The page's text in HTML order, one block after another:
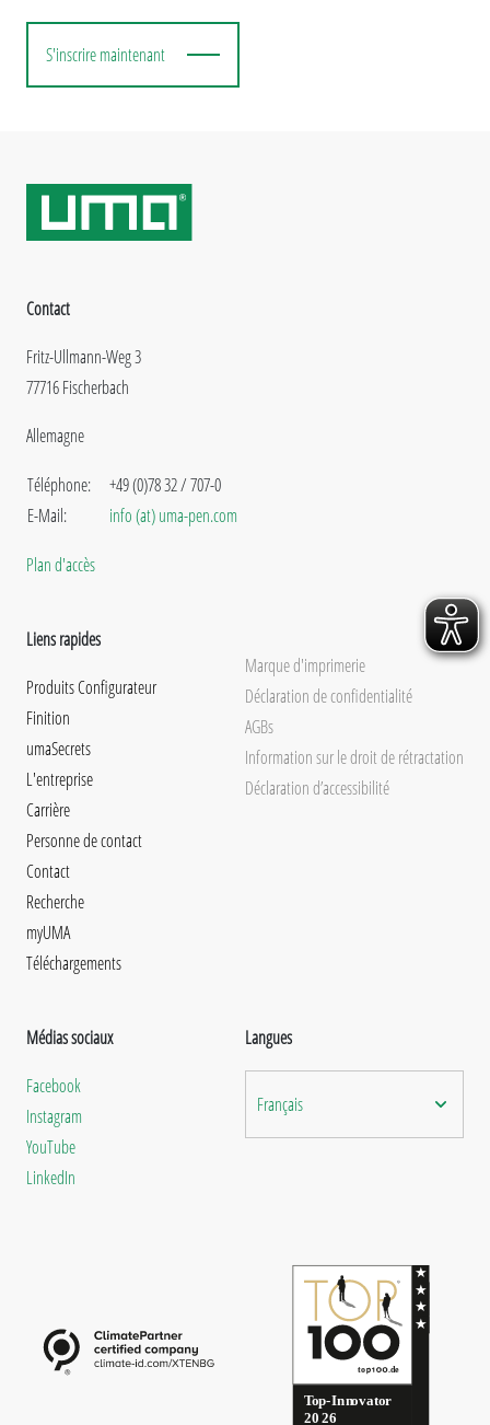
S'inscrire maintenant
Contact
Fritz-Ullmann-Weg 3
77716 Fischerbach
Allemagne
Téléphone:
E-Mail:
+49 (0)78 32 / 707-0
info (at) uma-pen.com
Plan d'accès
Liens rapides
Produits Configurateur
Finition
umaSecrets
L'entreprise
Carrière
Personne de contact
Contact
Recherche
myUMA
Téléchargements
Marque d'imprimerie
Déclaration de confidentialité
AGBs
Information sur le droit de rétractation
Déclaration d’accessibilité
Médias sociaux
Facebook
Instagram
YouTube
LinkedIn
Langues
Français